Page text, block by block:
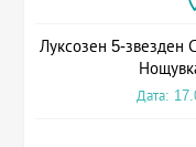
Луксозен 5-звезден
Дата: